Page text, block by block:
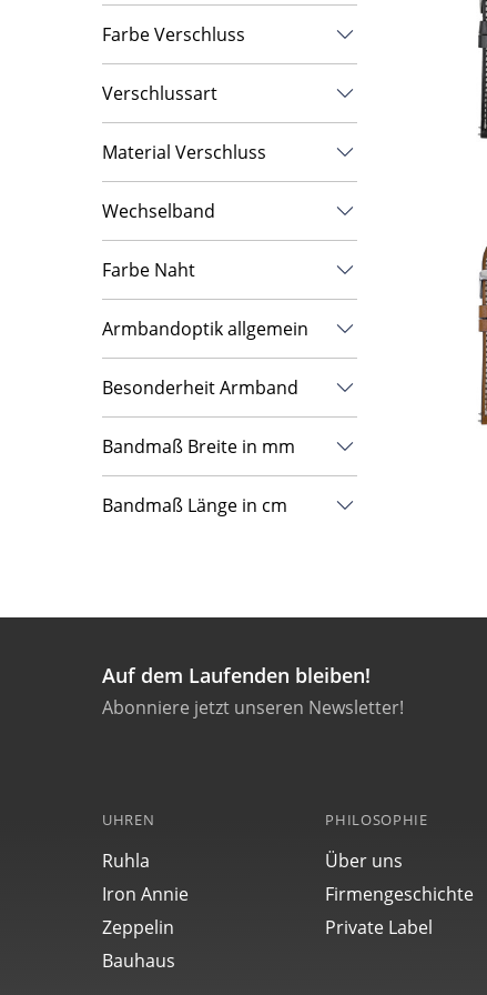
Farbe Verschluss
Verschlussart
Material Verschluss
Wechselband
Farbe Naht
Armbandoptik allgemein
Besonderheit Armband
Bandmaß Breite in mm
Bandmaß Länge in cm
Auf dem Laufenden bleiben!
Abonniere jetzt unseren Newsletter!
UHREN
Ruhla
Iron Annie
Zeppelin
Bauhaus
PHILOSOPHIE
Über uns
Firmengeschichte
Private Label